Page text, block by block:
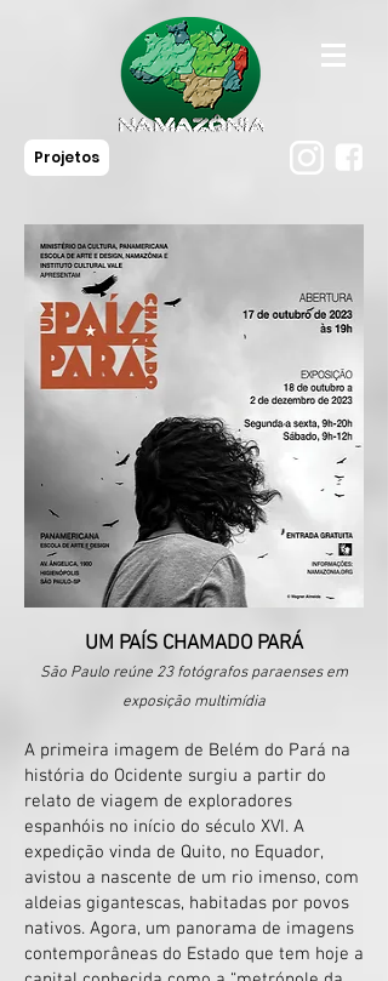
Projetos
UM PAÍS CHAMADO PARÁ
São Paulo reúne 23 fotógrafos paraenses em
exposição multimídia
A primeira imagem de Belém do Pará na
história do Ocidente surgiu a partir do
relato de viagem de exploradores
espanhóis no início do século XVI. A
expedição vinda de Quito, no Equador,
avistou a nascente de um rio imenso, com
aldeias gigantescas, habitadas por povos
nativos. Agora, um panorama de imagens
contemporâneas do Estado que tem hoje a